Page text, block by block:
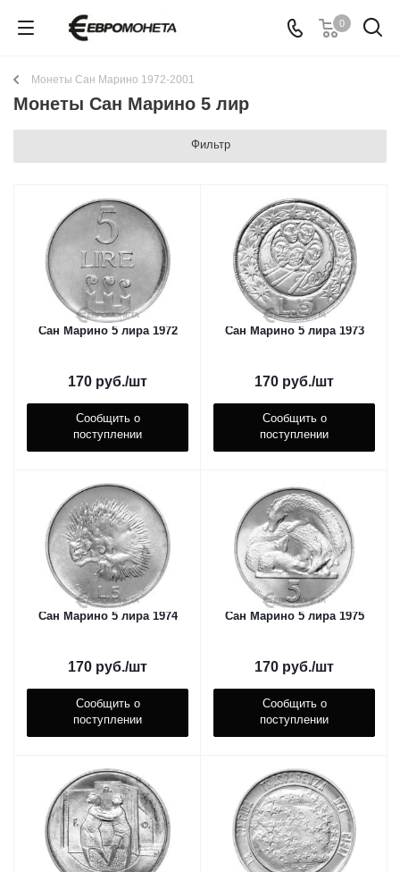
0
Монеты Сан Марино 1972-2001
Монеты Сан Марино 5 лир
Фильтр
Сан Марино 5 лира 1972
170 руб./шт
Сообщить о
поступлении
Сан Марино 5 лира 1973
170 руб./шт
Сообщить о
поступлении
Сан Марино 5 лира 1974
170 руб./шт
Сообщить о
поступлении
Сан Марино 5 лира 1975
170 руб./шт
Сообщить о
поступлении